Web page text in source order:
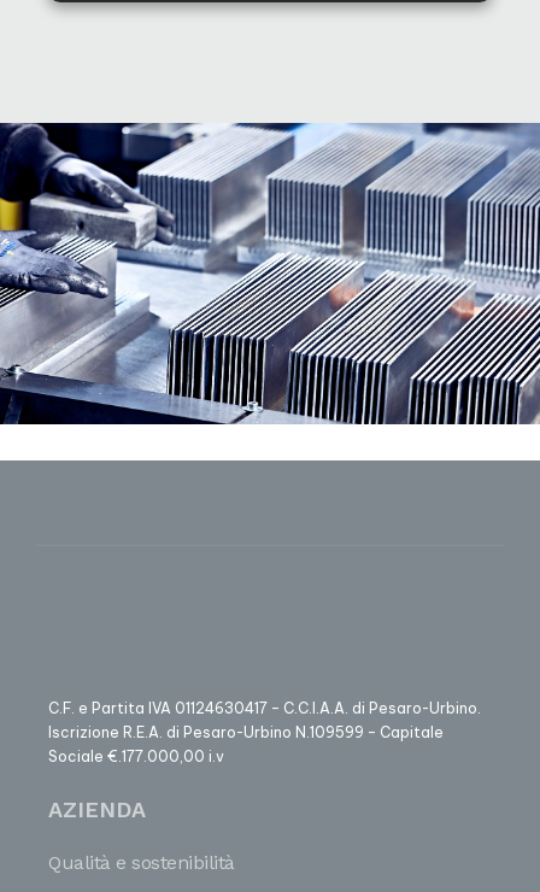
C.F. e Partita IVA 01124630417 – C.C.I.A.A. di Pesaro-Urbino.
Iscrizione R.E.A. di Pesaro-Urbino N.109599 – Capitale
Sociale €.177.000,00 i.v
AZIENDA
Qualità e sostenibilità